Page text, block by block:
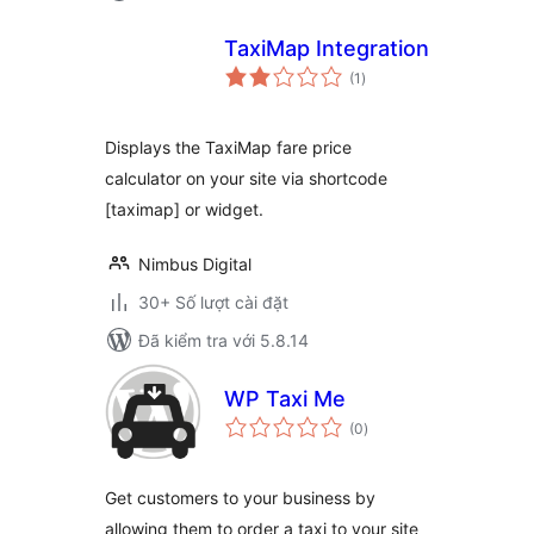
TaxiMap Integration
(1 tổng
đánh
)
Displays the TaxiMap fare price
calculator on your site via shortcode
[taximap] or widget.
Nimbus Digital
30+ Số lượt cài đặt
Đã kiểm tra với 5.8.14
WP Taxi Me
(0tổng
đánh
)
Get customers to your business by
allowing them to order a taxi to your site